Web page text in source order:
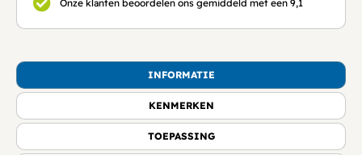
Onze klanten beoordelen ons gemiddeld met een 9,1
INFORMATIE
KENMERKEN
TOEPASSING